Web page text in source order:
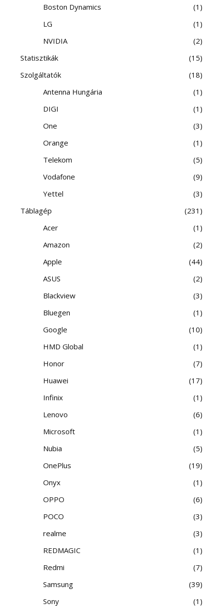
Boston Dynamics
1
LG
1
NVIDIA
2
Statisztikák
15
Szolgáltatók
18
Antenna Hungária
1
DIGI
1
One
3
Orange
1
Telekom
5
Vodafone
9
Yettel
3
Táblagép
231
Acer
1
Amazon
2
Apple
44
ASUS
2
Blackview
3
Bluegen
1
Google
10
HMD Global
1
Honor
7
Huawei
17
Infinix
1
Lenovo
6
Microsoft
1
Nubia
5
OnePlus
19
Onyx
1
OPPO
6
POCO
3
realme
3
REDMAGIC
1
Redmi
7
Samsung
39
Sony
1